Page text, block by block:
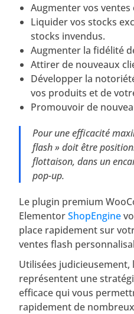
Augmenter vos
Liquider vos stocks
stocks invendus.
Augmenter la fidélité
Attirer de nouveaux
Développer la
vos produits et de
Promouvoir de
Pour une efficacité
flash » doit être
flottaison, dans un
pop-up.
Le plugin premium
ElementorShopEngine
place rapidement sur
ventes flash
Utilisées judicieusement,
représentent une
efficace qui vous
rapidement de